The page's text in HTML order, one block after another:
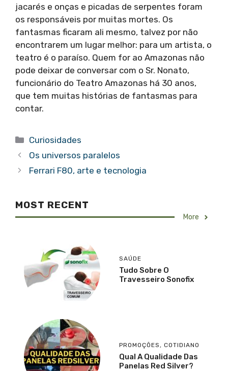
jacarés e onças e picadas de serpentes foram
os responsáveis por muitas mortes. Os
fantasmas ficaram ali mesmo, talvez por não
encontrarem um lugar melhor: para um artista, o
teatro é o paraíso. Quem for ao Amazonas não
pode deixar de conversar com o Sr. Nonato,
funcionário do Teatro Amazonas há 30 anos,
que tem muitas histórias de fantasmas para
contar.
Categorias
Curiosidades
Os universos paralelos
Ferrari F80, arte e tecnologia
MOST RECENT
More
SAÚDE
Tudo Sobre O
Travesseiro Sonofix
PROMOÇÕES , COTIDIANO
Qual A Qualidade Das
Panelas Red Silver?